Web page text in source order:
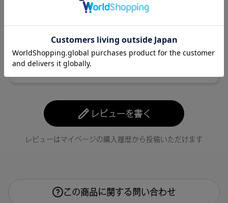
レビューを書く
レビューはマイページの購入履歴から投稿いただけます
この商品に関する問い合わせ